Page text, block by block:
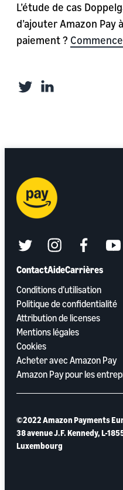
L’étude de cas
d’ajouter Amazon Pay
paiement ?
TwitterLinkedIn
ContactAideCarrières
Conditions d’utilisation
Politique de confidentialité
Attribution de licenses
Mentions légales
Cookies
Acheter avec Amazon Pay
Amazon Pay pour les
twitterinstagramfacebook
©2022 Amazon Payments
38 avenue J.F. Kennedy, L-
Luxembourg